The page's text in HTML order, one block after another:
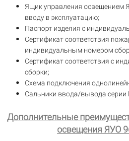
Ящик управления освещением
вводу в эксплуатацию;
Паспорт изделия с
Сертификат соответствия
индивидуальным номером
Сертификат соответствия с
сборки;
Схема подключения
Сальники ввода/вывода серии
Дополнительные
освещения ЯУО